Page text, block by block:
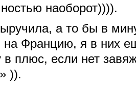
наоборот)))).
а то бы в
на Францию, я в них
в плюс, если нет
)).